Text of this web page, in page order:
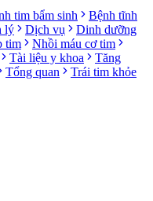
tim bẩm sinh
Bệnh tĩnh
lý Dịch vụ
Dinh dưỡng
tim
Nhồi máu cơ tim
Tài liệu y khoa
Tăng
Tổng quan
Trái tim khỏe